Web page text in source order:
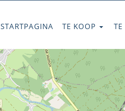
STARTPAGINA TE KOOP